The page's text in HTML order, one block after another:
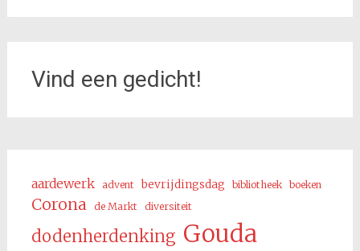
Vind een gedicht!
aardewerk advent bevrijdingsdag bibliotheek boeken
Corona de Markt diversiteit
dodenherdenking Gouda